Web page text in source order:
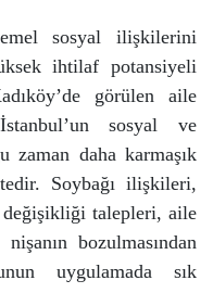
Avukat Nedir? Avukatlar Ne İş Yapar?
ne yapmalıyım
Nedir
sosyal ilişkilerini
ihtilaf potansiyeli
görülen aile
sosyal ve
zaman daha karmaşık
Soybağı ilişkileri,
değişikliği talepleri, aile
bozulmasından
uygulamada sık